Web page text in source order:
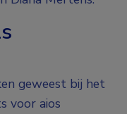
geweest bij het
voor aios